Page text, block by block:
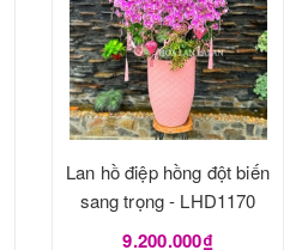
Lan hồ điệp hồng đột biến
sang trọng - LHD1170
9.200.000₫